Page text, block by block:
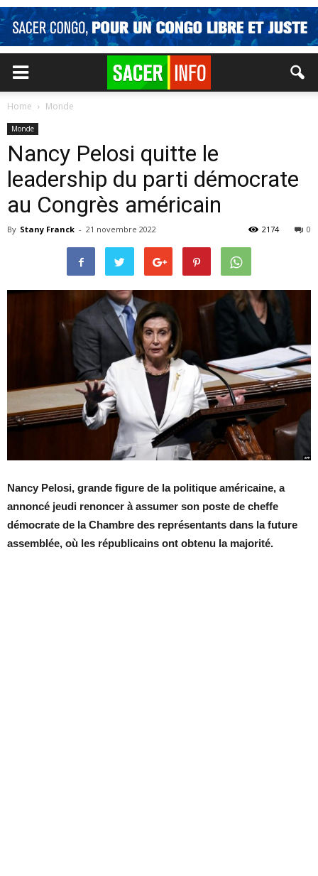
Home Monde
Monde
Nancy Pelosi quitte le
leadership du parti démocrate
au Congrès américain
By Stany Franck - 21 novembre 2022 0
2174
Nancy Pelosi, grande figure de la politique américaine, a
annoncé jeudi renoncer à assumer son poste de cheffe
démocrate de la Chambre des représentants dans la future
assemblée, où les républicains ont obtenu la majorité.